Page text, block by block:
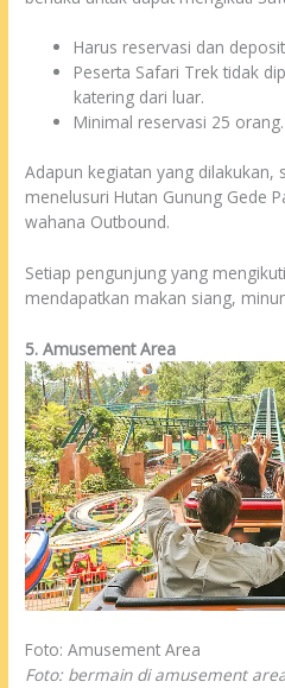
Harus reservasi dan
Peserta Safari Trek tidak
katering dari luar.
Minimal reservasi 25 orang.
Adapun kegiatan yang dilakukan,
menelusuri Hutan Gunung Gede
wahana Outbound.
Setiap pengunjung yang
mendapatkan makan siang,
5. Amusement Area
Foto: Amusement Area
Foto: bermain di amusement